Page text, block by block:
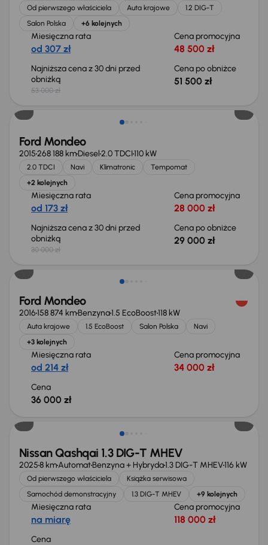
Od pierwszego właściciela Auta krajowe
1.2 DIG-T
Salon Polska
+6 kolejnych
Miesięczna rata
od 307 zł
Cena promocyjna
48 500 zł
Najniższa cena z 30 dni przed
obniżką
53 000 zł
Cena po obniżce
51 500 zł
Taniej o 1 000 zł
Ford Mondeo
2015268 188 kmDiesel2.0 TDCI110 kW
2.0 TDCI Navi Klimatronic
Tempomat
+2 kolejnych
Miesięczna rata
od 173 zł
Cena promocyjna
28 000 zł
Najniższa cena z 30 dni przed
obniżką
30 000 zł
Cena po obniżce
29 000 zł
Ford Mondeo
2016158 874 kmBenzyna1.5 EcoBoost118 kW
Auta krajowe 1.5 EcoBoost Salon Polska
Navi
+3 kolejnych
Miesięczna rata
od 214 zł
Cena promocyjna
34 000 zł
Cena
36 000 zł
Od nowego taniej o 36 775 zł
Nissan Qashqai 1.3 DIG-T MHEV
20258 kmAutomatBenzyna + Hybryda1.3 DIG-T MHEV116 kW
Od pierwszego właściciela
Książka serwisowa
Samochód demonstracyjny
1.3 DIG-T MHEV +9 kolejnych
Miesięczna rata
na miarę
Cena promocyjna
118 000 zł
Cena